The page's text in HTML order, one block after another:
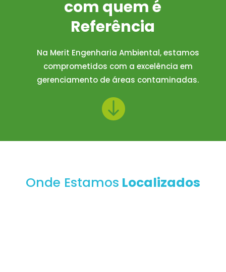
com quem é
Referência
Na Merit Engenharia Ambiental, estamos
comprometidos com a excelência em
gerenciamento de áreas contaminadas.

Onde Estamos Localizados